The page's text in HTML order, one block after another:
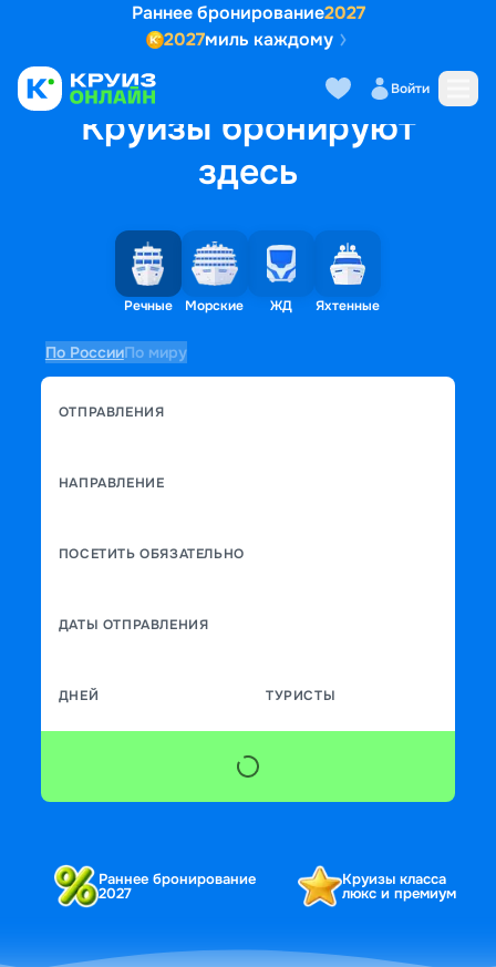
Раннее бронирование2027
2027миль каждому
Войти
Круизы бронируют
здесь
Речные Морские ЖД Яхтенные
По РоссииПо миру
ОТПРАВЛЕНИЯ
НАПРАВЛЕНИЕ
ПОСЕТИТЬ ОБЯЗАТЕЛЬНО
ДАТЫ ОТПРАВЛЕНИЯ
ДНЕЙ ТУРИСТЫ
Раннее бронирование
2027
Круизы класса
люкс и премиум